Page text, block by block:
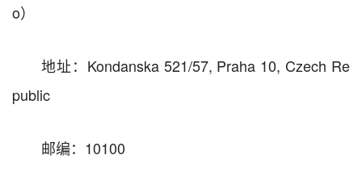
o）
地址：Kondanska 521/57, Praha 10, Czech Re
public
邮编：10100